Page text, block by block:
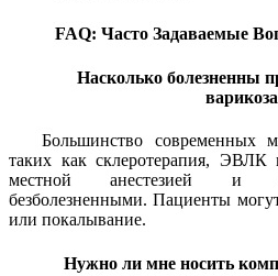
FAQ: Часто Задаваемые
Насколько болезненны
Большинство современных
таких как склеротерапия,
местной анестезией и
безболезненными. Пациенты
или покалывание.
Нужно ли мне носить